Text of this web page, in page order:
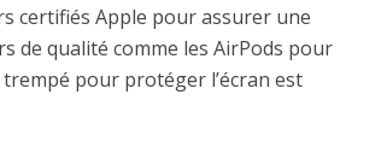
certifiés Apple pour assurer une
de qualité comme les AirPods pour
pour protéger l’écran est